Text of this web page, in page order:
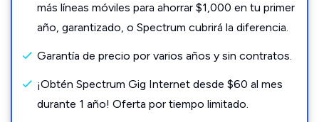
más líneas móviles para ahorrar $1,000 en tu primer
año, garantizado, o Spectrum cubrirá la diferencia.
Garantía de precio por varios años y sin contratos.
¡Obtén Spectrum Gig Internet desde $60 al mes
durante 1 año! Oferta por tiempo limitado.